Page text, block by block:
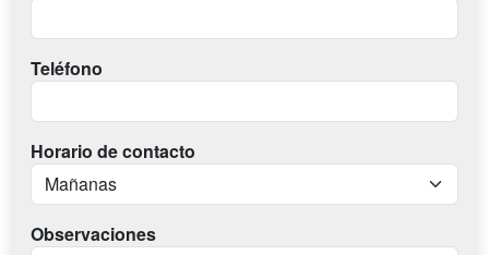
Teléfono
Horario de contacto
Observaciones